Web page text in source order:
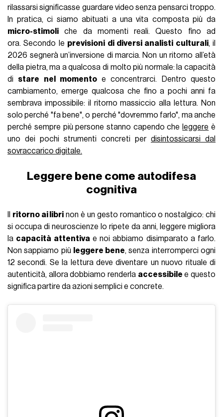
rilassarsi significasse guardare video senza pensarci troppo.
In pratica, ci siamo abituati a una vita composta più da
micro-stimoli che da momenti reali. Questo fino ad
ora. Secondo le previsioni di diversi analisti culturali, il
2026 segnerà un’inversione di marcia. Non un ritorno all’età
della pietra, ma a qualcosa di molto più normale: la capacità
di stare nel momentoe concentrarci. Dentro questo
cambiamento, emerge qualcosa che fino a pochi anni fa
sembrava impossibile: il ritorno massiccio alla lettura. Non
solo perché "fa bene", o perché "dovremmo farlo", ma anche
perché sempre più persone stanno capendo che leggere è
uno dei pochi strumenti concreti per disintossicarsi dal
sovraccarico digitale.
Leggere bene come autodifesa
cognitiva
ritorno ai libri non è un gesto romantico o nostalgico: chi
si occupa di neuroscienze lo ripete da anni, leggere migliora
la capacità attentiva e noi abbiamo disimparato a farlo.
Non sappiamo più
leggere bene, senza interromperci ogni
12 secondi. Se la lettura deve diventare un nuovo rituale di
autenticità, allora dobbiamo renderla accessibile e questo
significa partire da azioni semplici e concrete.